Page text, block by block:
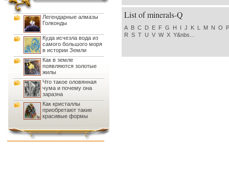
Легендарные алмазы
Голконды
Куда исчезла вода из
самого большого моря
в истории Земли
Как в земле
появляются золотые
жилы
Что такое оловянная
чума и почему она
заразна
Как кристаллы
приобретают такие
красивые формы
List of minerals-Q
A B C D E F G H I J K L M N O
R S T U V W X Y&nbs...